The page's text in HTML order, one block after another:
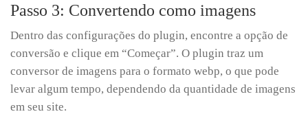
Passo 3: Convertendo como imagens
Dentro das configurações do plugin, encontre a opção de
conversão e clique em “Começar”. O plugin traz um
conversor de imagens para o formato webp, o que pode
levar algum tempo, dependendo da quantidade de imagens
em seu site.